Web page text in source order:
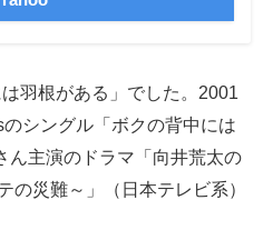
羽根がある」でした。2001
シングル「ボクの背中には
ん主演のドラマ「向井荒太の
の災難～」（日本テレビ系）